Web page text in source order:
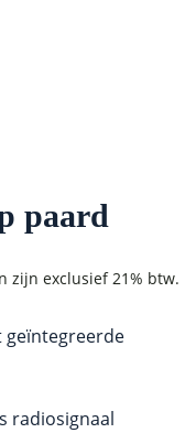
paard
geïntegreerde
radiosignaal